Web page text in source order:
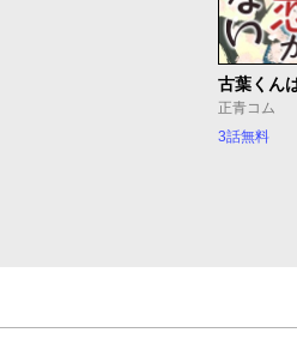
古葉くん
正青コム
3話無料